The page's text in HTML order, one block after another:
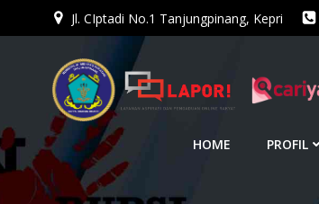
Jl. CIptadi No.1 Tanjungpinang, Kepri
HOME PROFIL